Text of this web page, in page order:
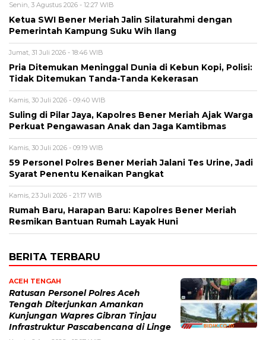
Senin, 3 Agustus 2026 - 12:27 WIB
Ketua SWI Bener Meriah Jalin Silaturahmi dengan
Pemerintah Kampung Suku Wih Ilang
Jumat, 31 Juli 2026 - 18:46 WIB
Pria Ditemukan Meninggal Dunia di Kebun Kopi, Polisi:
Tidak Ditemukan Tanda-Tanda Kekerasan
Kamis, 30 Juli 2026 - 09:40 WIB
Suling di Pilar Jaya, Kapolres Bener Meriah Ajak Warga
Perkuat Pengawasan Anak dan Jaga Kamtibmas
Kamis, 30 Juli 2026 - 09:19 WIB
59 Personel Polres Bener Meriah Jalani Tes Urine, Jadi
Syarat Penentu Kenaikan Pangkat
Kamis, 23 Juli 2026 - 21:17 WIB
Rumah Baru, Harapan Baru: Kapolres Bener Meriah
Resmikan Bantuan Rumah Layak Huni
BERITA TERBARU
ACEH TENGAH
Ratusan Personel Polres Aceh
Tengah Diterjunkan Amankan
Kunjungan Wapres Gibran Tinjau
Infrastruktur Pascabencana di Linge